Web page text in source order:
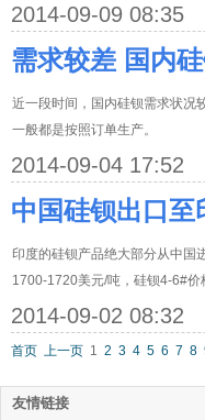
2014-09-09 08:35
需求较差 国内
近一段时间，国内硅钡需求状况
一般都是按照订单生产。
2014-09-04 17:52
中国硅钡出口
印度的硅钡产品绝大部分从中国
1700-1720美元/吨，硅钡4-6#
2014-09-02 08:32
首页 上一页 1 2 3 4 5 6 7 8
友情链接